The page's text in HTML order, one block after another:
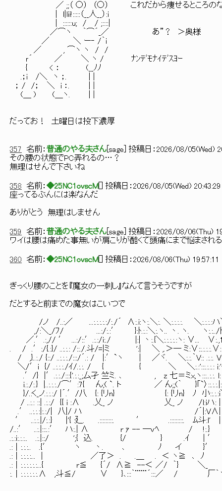
／ ;;（ ○） （○） これだから痩せるところの
| l|lii!:::::（__人__）:i
| ::::::u; / / ;::::|
／⌒ヽ ｀⌒´_／ あ”？ ＞奥様
／ ＼ ー‐ /｀i
／ , ⌒ヽ ヽ / /
ｒ´ ／ ＼ ヽ / ﾅﾝﾃﾞﾓﾅｲﾃﾞｽﾖｰ
{ < ： (__ﾉﾉ
.；i /＼ ヽ ；. | |
； / /； ＼ i ：. | |
(＿ ) (＿ヽ. | |
だってお！ 土曜日は投下濃厚
357 名前： 普通のやる夫さん sage ] 投稿日： 2026/08/05(Wed)
その腰の状態でPC弄れるの…？
無理はせんで下さいね
358 名前： ◆25NC1ovscM ] 投稿日： 2026/08/05(Wed)
座ってるぶんには楽なんだ
ありがとう 無理はしません
359 名前： 普通のやる夫さん sage ] 投稿日： 2026/08/06(Thu)
ワイは腰は痛めた事無いが肩こりが酷くて頭痛にまで悩まされ
360 名前： ◆25NC1ovscM ] 投稿日： 2026/08/06(Thu) 19:57:11
ぎっくり腰のことを『魔女の一刺し』なんて言うそうですが
だとすると前までの魔女はこいつで
/ノ /..:／ ...:.:.:.:.:/:./´ ∧:.i:ヽ:.＼:. ＼:.:.:.:. ＼:.:.:.:ハ＼
,/:＼_/ﾌ/ ...:/:.:′ }:ﾄ.:.:＼:.ヽ.. 丶. ヽ. ヽ:.:../ﾄ.ヽ
／.′.:,// ′ ...:/::′.:.:/i:./ |:| 丶:.{＼:.:.:.:.:ヽ: ∨... ∨:.,1:
. / .′:/{.:}/ ..:.:.: /::./.斗/=|ミ ':| ＼ ,.＞― ミ
/ ,}..:./ {::/ ..:.:.:./:::/´.: / |:′`ヽ | ／ヾ. ＼:.:.｀V:: .:.:.
＼/′i {/ ..:.:.:./ｲ/.:.:. / { { ＼ ＼:.:':::.:.:.: i:'{ﾊ
.′/} |′.:.:./:::{'.:.:_;厶孑 竺ミ. ､ , z 七＝ミx,ヽ:::..:.:.
i.:./:.} |..:.:.:./⌒′:7{ ん;( `. ト ／ ん;;(｀ }｢`〉
}/.:く_ノ.:.:.:/ |´.′/八 {: {リn} {: {リn} ﾉ 小::.:.:i＼
/ ..:.: ::| .:.:/ {{ i :∧ .乂_ ノ 乂_ ノ /l:iハ: |
.′ ..:.:.:|:.:/| 八|/ ハ /´|:V∧| i
′ ..:.:.|/:.:} |'{ :廴. .:::::::::. ′ .:::::::::. ﾑ斗:l'
/..:′ ..:.|:::.:′ ハ:.| ∧ r ｧ -- ―vﾍ / !:.} |:...:
.:.:i:.:.:.. .:.|::/ ';{ 込. {/ } .ｲ | ′
.:｜:.:.:.. .{′ ヽ 丶. ､ ﾉ イ }′
.:｜:.:.:.:... | ／了＞ . .＿ . ＜ ヽ≧ ､ ﾉ
.:｜:.:.:.:.:.:...{ r≦ {´/ ∧≧ --＜ ／/ ｀} ＼_ /
:.｜:.:.:.:.:.:.∧ ,斗≦/ ∨ }､:::｀¨¨¨´:::／ / 厂｀ヽ /